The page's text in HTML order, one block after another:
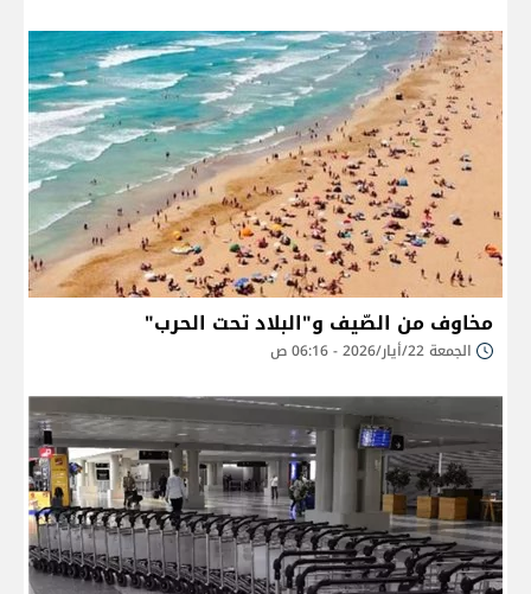
مخاوف من الصّيف و"البلاد تحت الحرب"
الجمعة 22/أيار/2026 - 06:16 ص